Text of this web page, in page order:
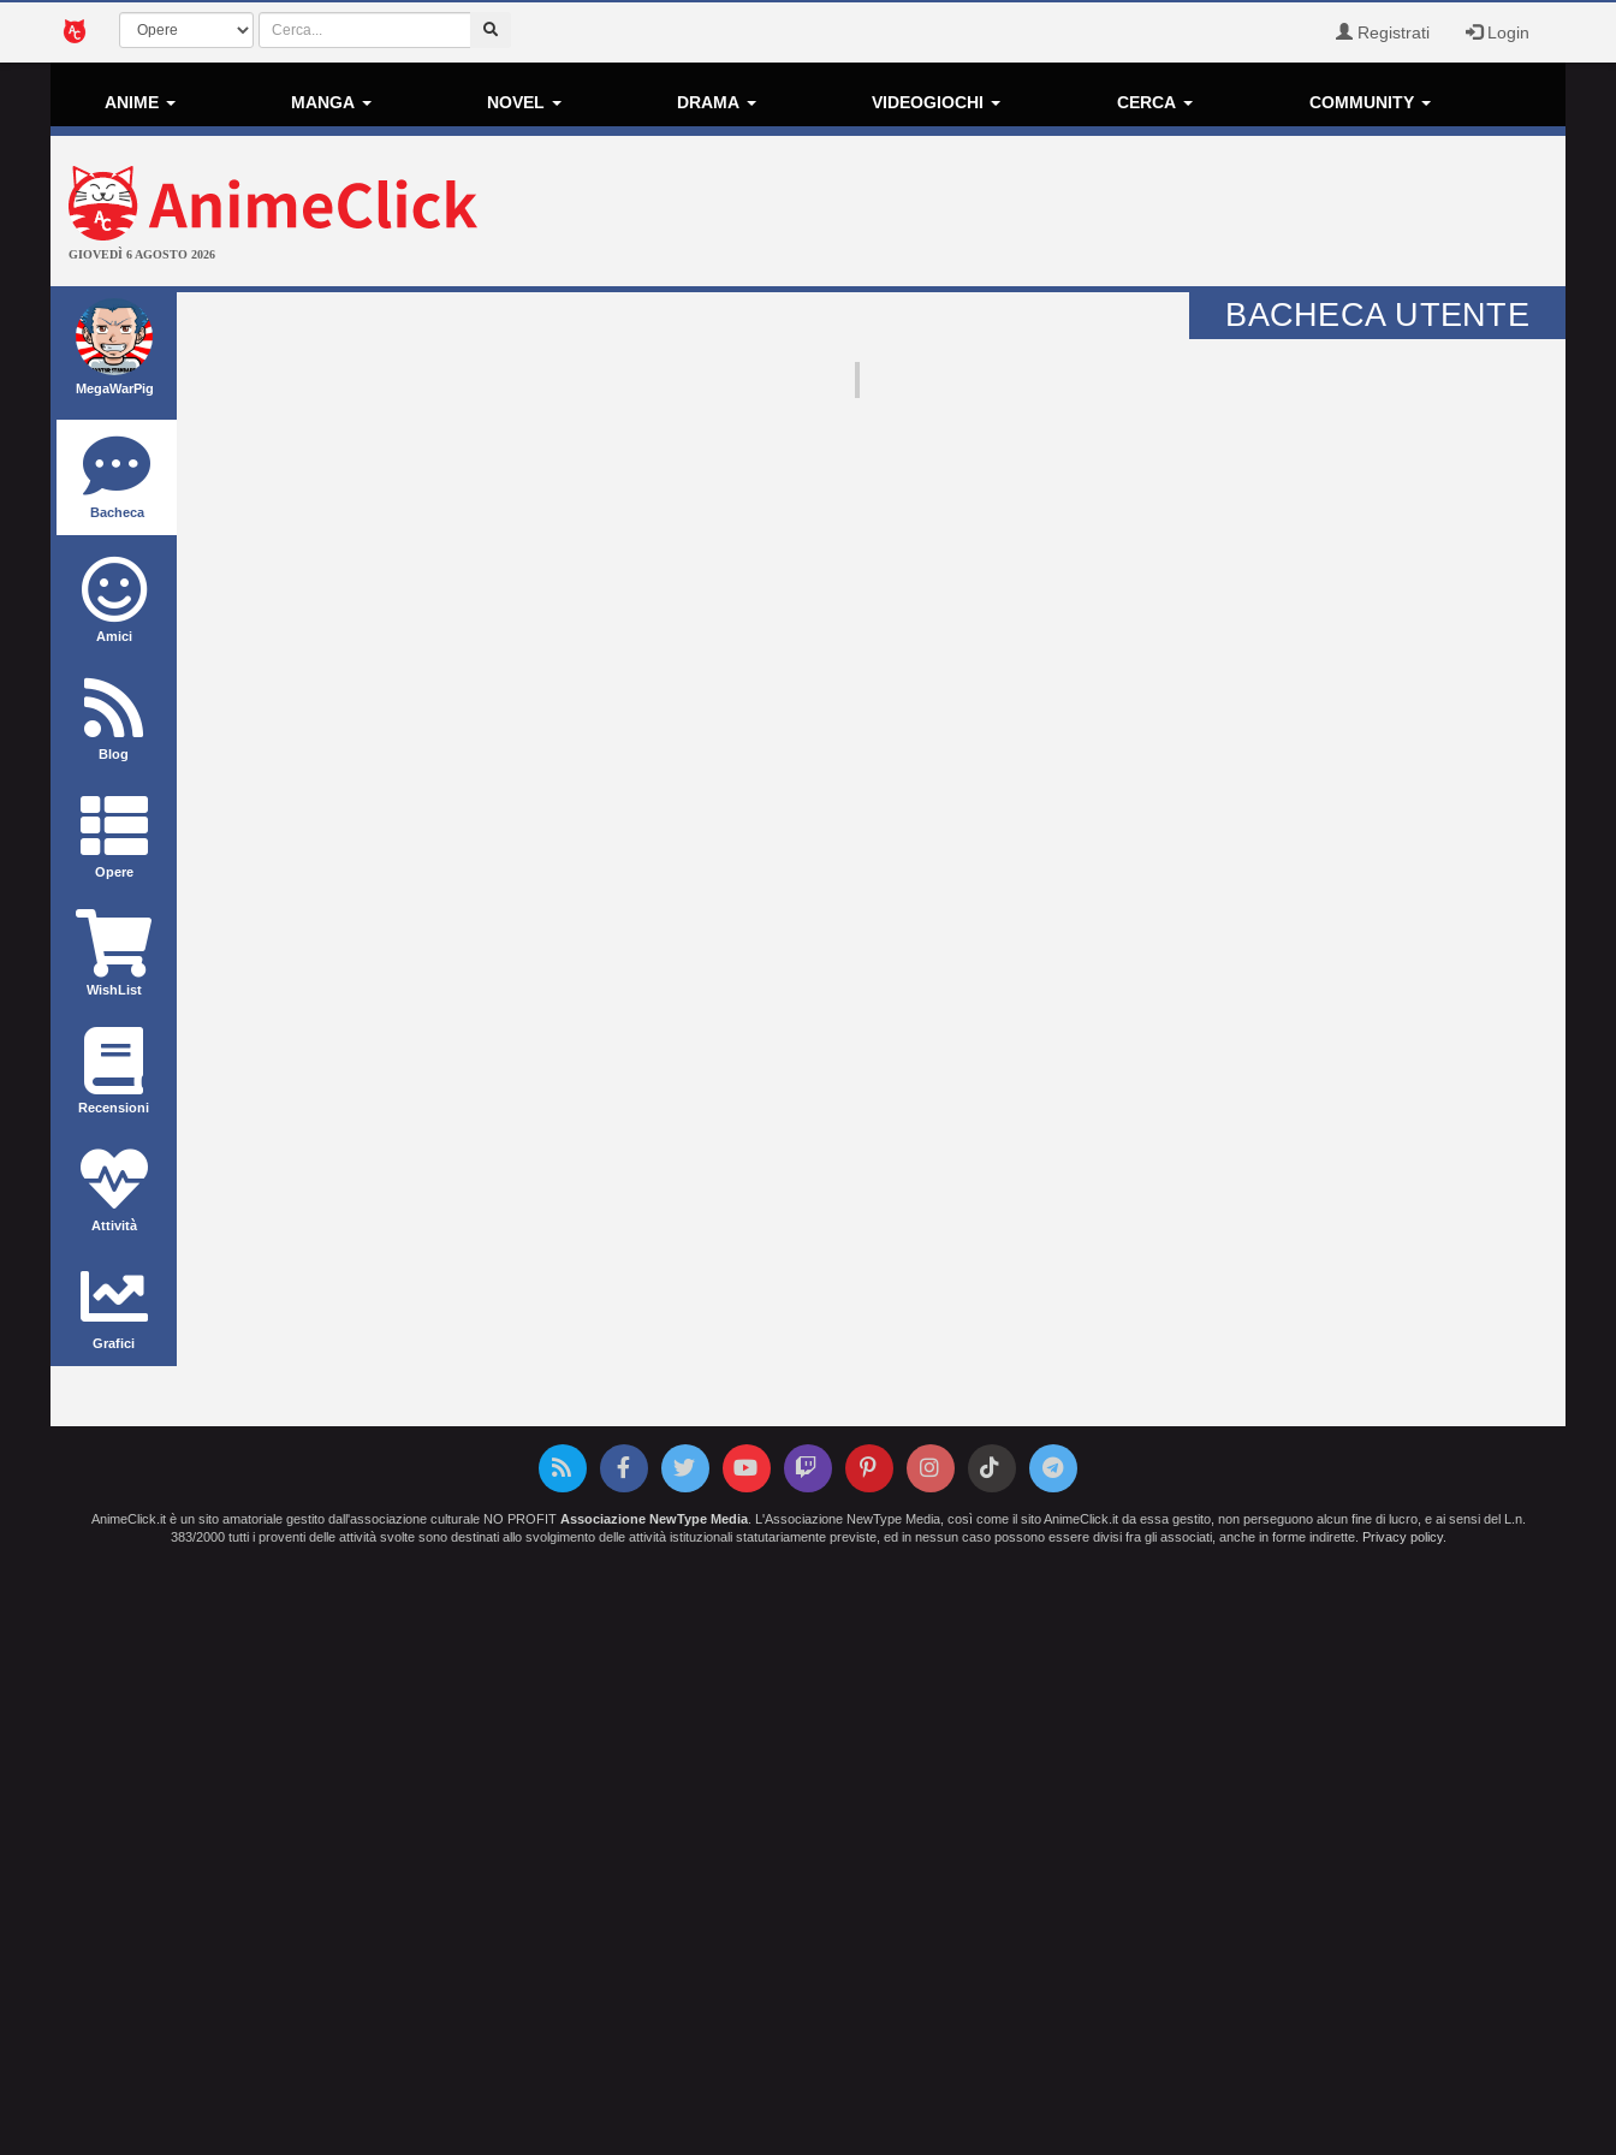
Registrati Login
ANIME MANGA NOVEL DRAMA VIDEOGIOCHI CERCA COMMUNITY
GIOVEDÌ 6 AGOSTO 2026
MegaWarPig
Bacheca
Amici
Blog
Opere
WishList
Recensioni
Attività
Grafici
BACHECA UTENTE
AnimeClick.it è un sito amatoriale gestito dall'associazione culturale NO PROFIT Associazione NewType Media. L'Associazione NewType Media, così come il sito AnimeClick.it da essa gestito, non perseguono alcun fine di lucro, e ai sensi del L.n.
383/2000 tutti i proventi delle attività svolte sono destinati allo svolgimento delle attività istituzionali statutariamente previste, ed in nessun caso possono essere divisi fra gli associati, anche in forme indirette. Privacy policy.